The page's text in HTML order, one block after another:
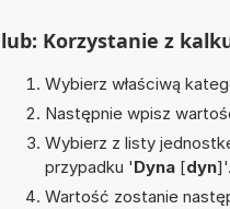
lub: Korzystanie z
Wybierz właściwą
Następnie wpisz
Wybierz z listy
przypadku 'Dyna [dyn]'.
Wartość zostanie